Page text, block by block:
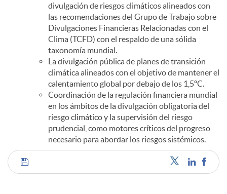
divulgación de riesgos climáticos alineados con
las recomendaciones del Grupo de Trabajo sobre
Divulgaciones Financieras Relacionadas con el
Clima (TCFD) con el respaldo de una sólida
taxonomía mundial.
La divulgación pública de planes de transición
climática alineados con el objetivo de mantener el
calentamiento global por debajo de los 1,5ºC.
Coordinación de la regulación financiera mundial
en los ámbitos de la divulgación obligatoria del
riesgo climático y la supervisión del riesgo
prudencial, como motores críticos del progreso
necesario para abordar los riesgos sistémicos.
C